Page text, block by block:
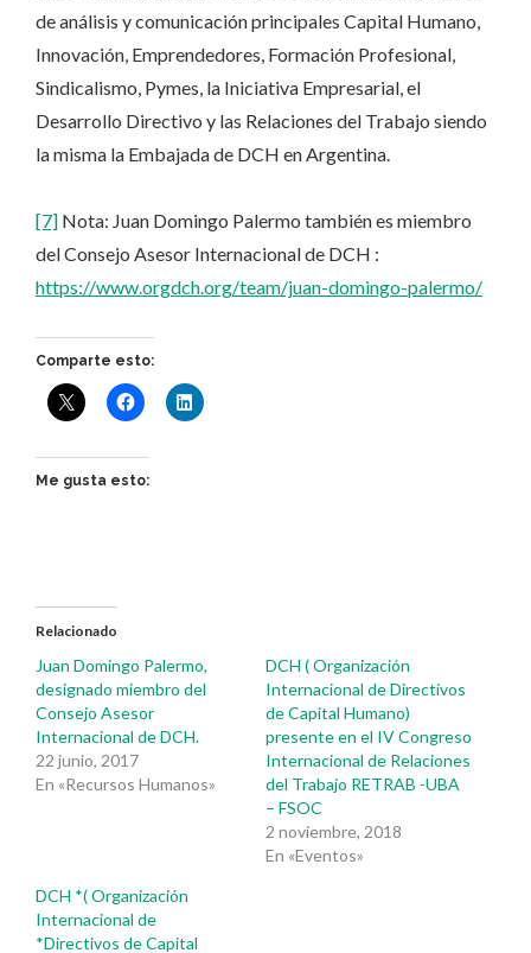
de análisis y comunicación principales Capital Humano,
Innovación, Emprendedores, Formación Profesional,
Sindicalismo, Pymes, la Iniciativa Empresarial, el
Desarrollo Directivo y las Relaciones del Trabajo siendo
la misma la Embajada de DCH en Argentina.
[7] Nota: Juan Domingo Palermo también es miembro
del Consejo Asesor Internacional de DCH :
https://www.orgdch.org/team/juan-domingo-palermo/
Comparte esto:
Me gusta esto:
Relacionado
Juan Domingo Palermo,
designado miembro del
Consejo Asesor
Internacional de DCH.
22 junio, 2017
En «Recursos Humanos»
DCH ( Organización
Internacional de Directivos
de Capital Humano)
presente en el IV Congreso
Internacional de Relaciones
del Trabajo RETRAB -UBA
– FSOC
2 noviembre, 2018
En «Eventos»
DCH *( Organización
Internacional de
*Directivos de Capital